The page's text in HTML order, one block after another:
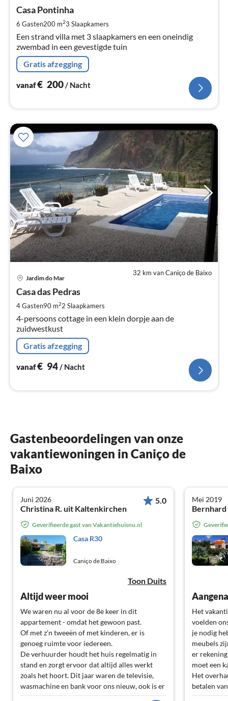
Casa Pontinha
6 Gasten200 m23 Slaapkamers
Een strand villa met 3 slaapkamers en een oneindig
zwembad in een gevestigde tuin
Gratis afzegging
vanaf€ 200/ Nacht
32 km van Caniço de Baixo
Jardim do Mar
Casa das Pedras
4 Gasten90 m22 Slaapkamers
4-persoons cottage in een klein dorpje aan de
zuidwestkust
Gratis afzegging
vanaf€ 94/ Nacht
Gastenbeoordelingen van onze
vakantiewoningen in Caniço de
Baixo
Juni 2026
Christina R. uit Kaltenkirchen
5.0
Geverifieerde gast van Vakantiehuisnu.nl
Casa R30
Caniço de Baixo
Toon Duits
Altijd weer mooi
We waren nu al voor de 8e keer in dit
appartement - omdat het gewoon past.
Of met z'n tweeën of met kinderen, er is
genoeg ruimte voor iedereen.
De verhuurder houdt het huis regelmatig in
stand en zorgt ervoor dat altijd alles werkt
zoals het hoort. Dit jaar waren de televisie,
wasmachine en bank voor ons nieuw, ook is er
nu een airco in de woonkamer. Bij kleinere
Mei 2019
Het
voelden
je nodig
meubels
er
moet een
Het
betalen